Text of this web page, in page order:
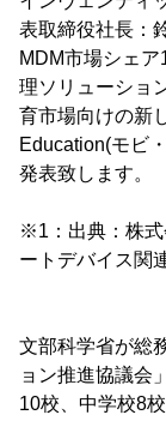
表取締役社長：
MDM市場シェ
理ソリューショ
育市場向けの新
Education(モビ
発表致します。
※1：出典：株式
ートデバイス関
文部科学省が総
ョン推進協議会
10校、中学校8